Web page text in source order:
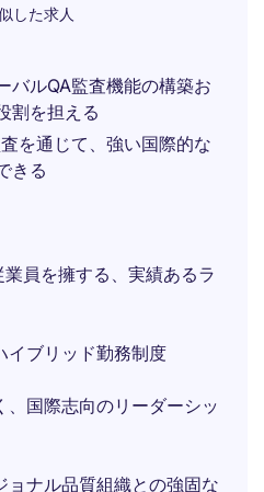
した求人
バルQA監査機能の構築お
割を担える
を通じて、強い国際的な
きる
員を擁する、実績あるラ
イブリッド勤務制度
、国際志向のリーダーシッ
ョナル品質組織との強固な